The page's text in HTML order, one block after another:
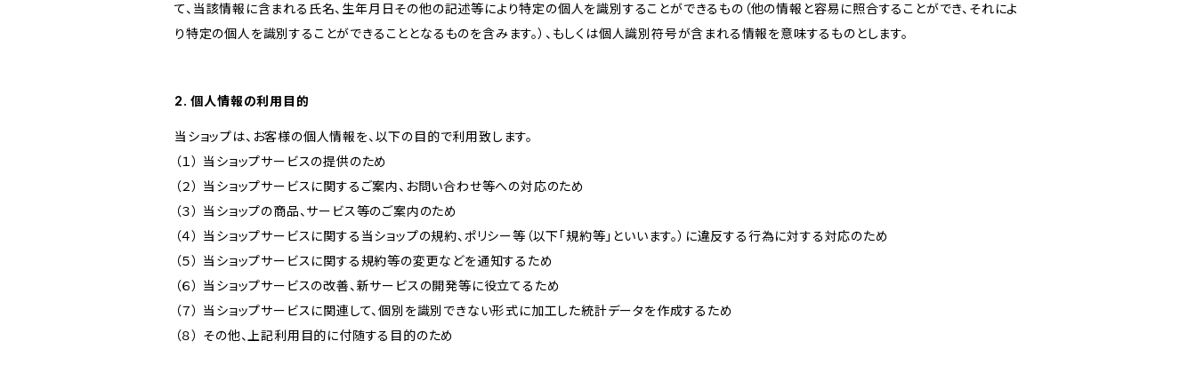
て、当該情報に含まれる氏名、生年月日その他の記述等により特定の個人を識別することができるもの（他の情報と容易に照合することができ、それによ
り特定の個人を識別することができることとなるものを含みます。）、もしくは個人識別符号が含まれる情報を意味するものとします。
2. 個人情報の利用目的
当ショップは、お客様の個人情報を、以下の目的で利用致します。
（１） 当ショップサービスの提供のため
（２） 当ショップサービスに関するご案内、お問い合わせ等への対応のため
（３） 当ショップの商品、サービス等のご案内のため
（４） 当ショップサービスに関する当ショップの規約、ポリシー等（以下「規約等」といいます。）に違反する行為に対する対応のため
（５） 当ショップサービスに関する規約等の変更などを通知するため
（６） 当ショップサービスの改善、新サービスの開発等に役立てるため
（７） 当ショップサービスに関連して、個別を識別できない形式に加工した統計データを作成するため
（８） その他、上記利用目的に付随する目的のため